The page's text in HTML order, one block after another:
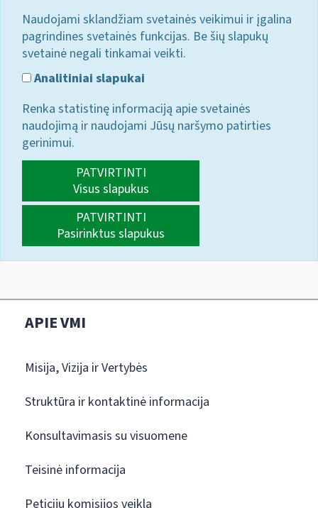
Naudojami sklandžiam svetainės veikimui ir įgalina
pagrindines svetainės funkcijas. Be šių slapukų
svetainė negali tinkamai veikti.
Analitiniai slapukai
Renka statistinę informaciją apie svetainės
naudojimą ir naudojami Jūsų naršymo patirties
gerinimui.
PATVIRTINTI
Visus slapukus
PATVIRTINTI
Pasirinktus slapukus
APIE VMI
Misija, Vizija ir Vertybės
Struktūra ir kontaktinė informacija
Konsultavimasis su visuomene
Teisinė informacija
Peticijų komisijos veikla